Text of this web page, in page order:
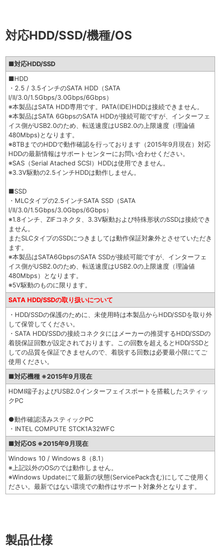
対応HDD/SSD/機種/OS
■対応HDD/SSD
■HDD
・2.5 / 3.5インチのSATA HDD（SATA
I/II/3.0/1.5Gbps/3.0Gbps/6Gbps）
※本製品はSATA HDD専用です。PATA(IDE)HDDは接続できません。
※本製品はSATA 6GbpsのSATA HDDが接続可能ですが、インターフェ
イス側がUSB2.0のため、転送速度はUSB2.0の上限速度（理論値
480Mbps)となります。
※8TBまでのHDDで動作確認を行っております（2015年9月現在）対応
HDDの最新情報はサポートセンターにお問い合わせください。
※SAS（Serial Atached SCSI）HDDは使用できません。
※3.3V駆動の2.5インチHDDは動作しません。
■SSD
・MLCタイプの2.5インチSATA SSD（SATA
I/II/3.0/1.5Gbps/3.0Gbps/6Gbps）
※1.8インチ、ZIFコネクタ、3.3V駆動および特殊形状のSSDは接続でき
ません。
またSLCタイプのSSDにつきましては動作保証対象外とさせていただき
ます。
※本製品はSATA6GbpsのSATA SSDが接続可能ですが、インターフェ
イス側がUSB2.0のため、転送速度はUSB2.0の上限速度（理論値
480Mbps）となります。
※5V駆動のものに限ります。
SATA HDD/SSDの取り扱いについて
・HDD/SSDの保護のために、未使用時は本製品からHDD/SSDを取り外
して保管してください。
・SATA HDD/SSDの接続コネクタにはメーカーの推奨するHDD/SSDの
着脱保証回数が設定されております。この回数を超えるとHDD/SSDと
しての品質を保証できませんので、着脱する回数は必要最小限にてご
使用ください。
■対応機種 ※2015年9月現在
HDMI端子およびUSB2.0インターフェイスポートを搭載したスティッ
クPC
●動作確認済みスティックPC
・INTEL COMPUTE STCK1A32WFC
■対応OS ※2015年9月現在
Windows 10 / Windows 8（8.1）
※上記以外のOSのでは動作しません。
※Windows Updateにて最新の状態(ServicePack含む)にしてご使用く
ださい。最新ではない環境での動作はサポート対象外となります。
製品仕様